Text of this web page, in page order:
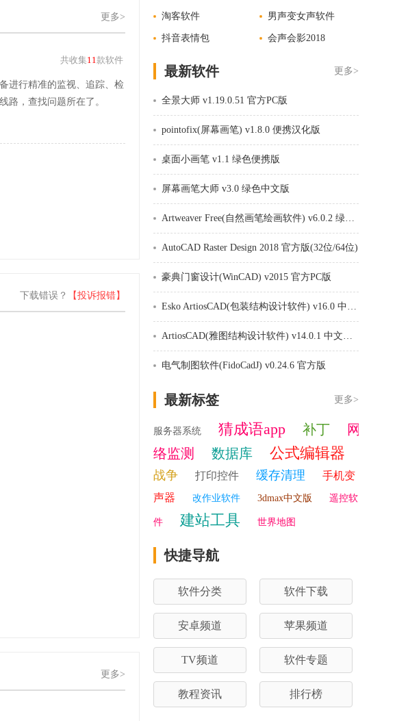
更多>
共收集11款软件
进行精准的监视、追踪、检
路，查找问题所在了。
下载错误？ 【投诉报错】
更多>
淘客软件 男声变女声软件
抖音表情包 会声会影2018
最新软件 更多>
全景大师 v1.19.0.51 官方PC版
pointofix(屏幕画笔) v1.8.0 便携汉化版
桌面小画笔 v1.1 绿色便携版
屏幕画笔大师 v3.0 绿色中文版
Artweaver Free(自然画笔绘画软件) v6.0.2 绿色便携版
AutoCAD Raster Design 2018 官方版(32位/64位)
豪典门窗设计(WinCAD) v2015 官方PC版
Esko ArtiosCAD(包装结构设计软件) v16.0 中文版
ArtiosCAD(雅图结构设计软件) v14.0.1 中文版(附安装教程)
电气制图软件(FidoCadJ) v0.24.6 官方版
最新标签 更多>
服务器系统 猜成语app 补丁
网
络监测
数据库 公式编辑器
战争 打印控件 缓存清理
手机变
声器
改作业软件 3dmax中文版 遥控软
件 建站工具 世界地图
快捷导航
软件分类 软件下载
安卓频道 苹果频道
TV频道 软件专题
教程资讯 排行榜